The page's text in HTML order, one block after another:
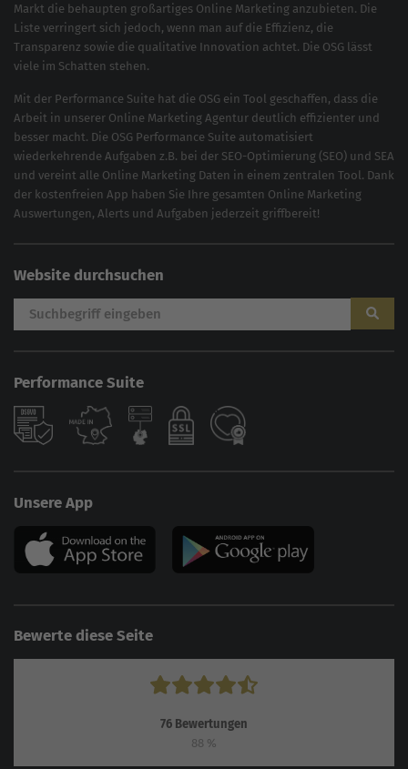
Markt die behaupten großartiges Online Marketing anzubieten. Die
Liste verringert sich jedoch, wenn man auf die Effizienz, die
Transparenz sowie die qualitative Innovation achtet. Die OSG lässt
viele im Schatten stehen.
Mit der Performance Suite hat die OSG ein Tool geschaffen, dass die
Arbeit in unserer Online Marketing Agentur deutlich effizienter und
besser macht. Die OSG Performance Suite automatisiert
wiederkehrende Aufgaben z.B. bei der SEO-Optimierung (SEO) und SEA
und vereint alle Online Marketing Daten in einem zentralen Tool. Dank
der kostenfreien App haben Sie Ihre gesamten Online Marketing
Auswertungen, Alerts und Aufgaben jederzeit griffbereit!
Website durchsuchen
Performance Suite
Unsere App
Bewerte diese Seite
76 Bewertungen
88 %